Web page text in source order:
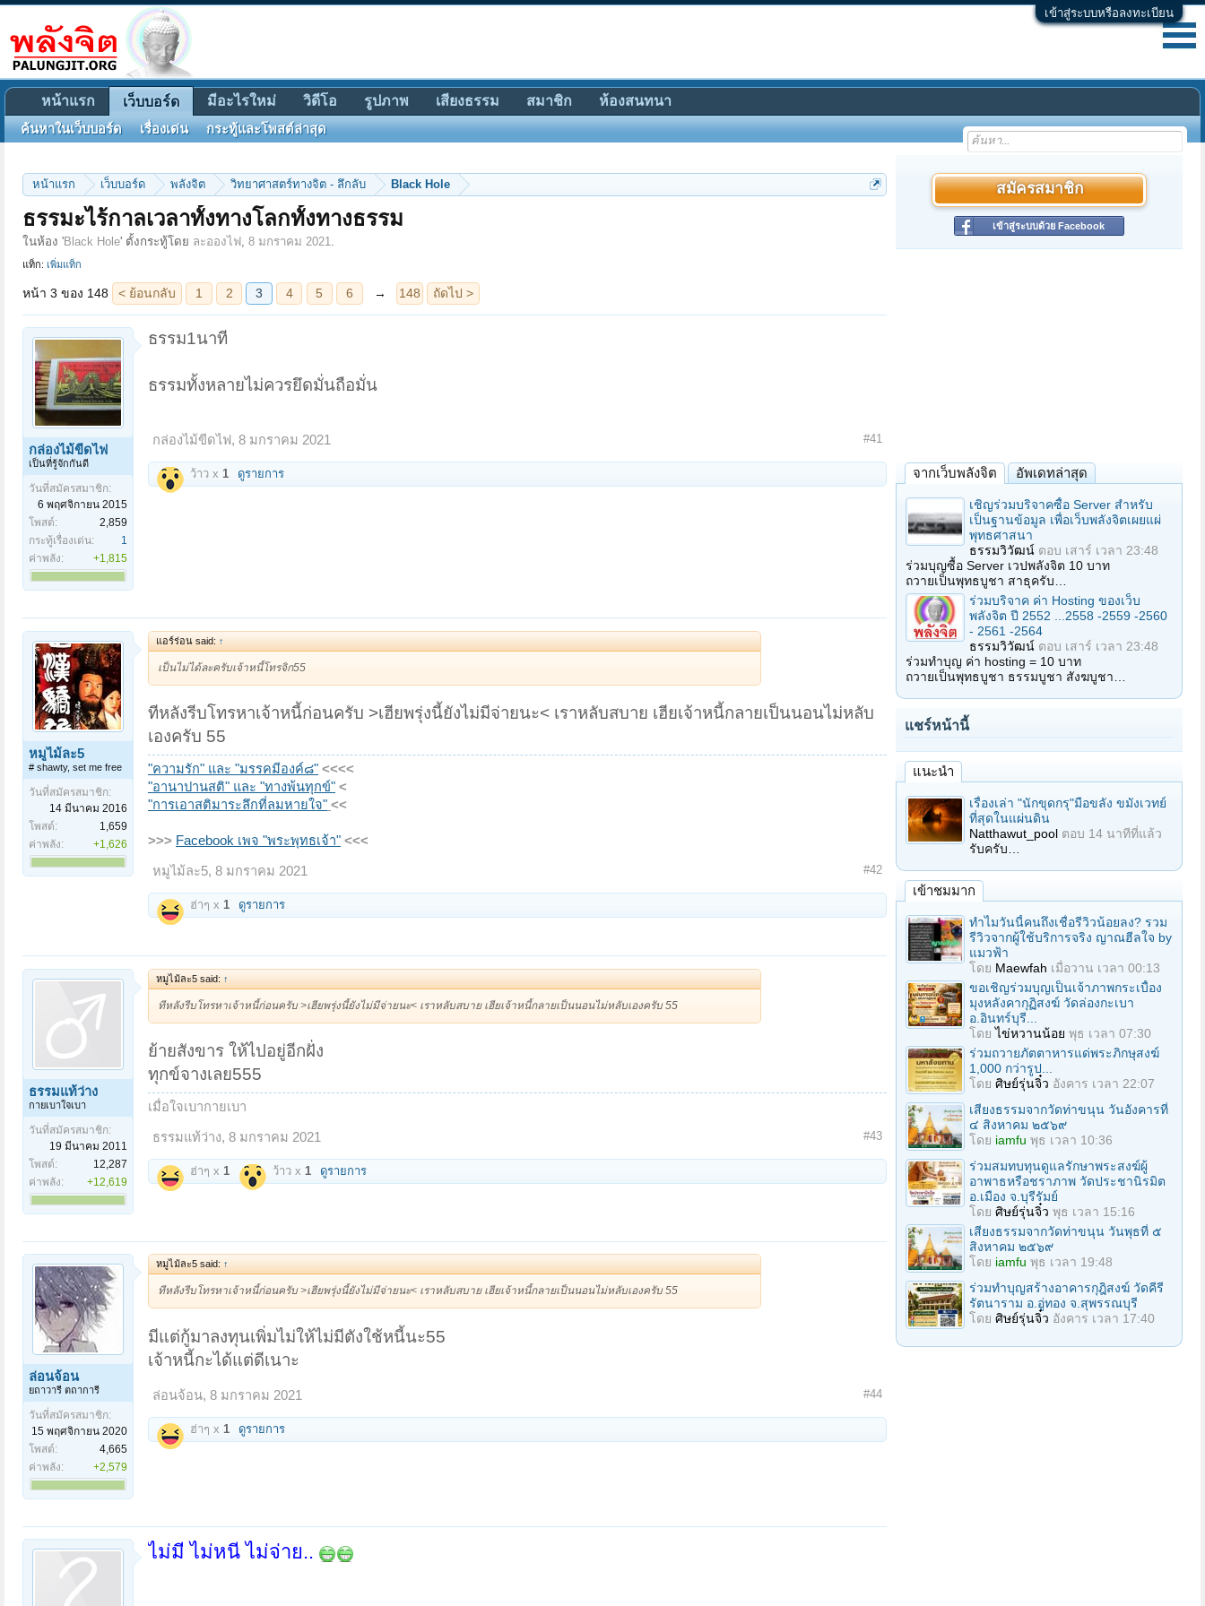
เข้าสู่ระบบหรือลงทะเบียน
หน้าแรก เว็บบอร์ด พลังจิต วิทยาศาสตร์ทางจิต - ลึกลับ Black Hole
ธรรมะไร้กาลเวลาทั้งทางโลกทั้งทางธรรม
ในห้อง 'Black Hole' ตั้งกระทู้โดย ละอองไฟ, 8 มกราคม 2021.
แท็ก: เพิ่มแท็ก
< ย้อนกลับ 4 6 148
กล่องไม้ขีดไฟ
เป็นที่รู้จักกันดี
วันที่สมัครสมาชิก:
6 พฤศจิกายน 2015
โพสต์:
2,859
กระทู้เรื่องเด่น:
1
ค่าพลัง:
+1,815
ธรรม1นาที
ธรรมทั้งหลายไม่ควรยึดมั่นถือมั่น
กล่องไม้ขีดไฟ, 8 มกราคม 2021 #41
ว้าว x 1 ดูรายการ
หมูไม้ละ5
# shawty, set me free
วันที่สมัครสมาชิก:
14 มีนาคม 2016
โพสต์:
1,659
ค่าพลัง:
+1,626
แอร์ร่อน said: ↑
เป็นไม่ได้ละครับเจ้าหนี้โทรจิก55
ทีหลังรีบโทรหาเจ้าหนี้ก่อนครับ >เฮียพรุ่งนี้ยังไม่มีจ่ายนะ< เราหลับสบาย เฮียเจ้าหนี้กลายเป็นนอนไม่หลับ
เองครับ 55
"ความรัก" และ "มรรคมีองค์๘" <<<<
"อานาปานสติ" และ "ทางพ้นทุกข์" <
"การเอาสติมาระลึกที่ลมหายใจ" <<
>>> Facebook เพจ "พระพุทธเจ้า" <<<
หมูไม้ละ5, 8 มกราคม 2021 #42
ฮ่าๆ x 1 ดูรายการ
ธรรมแท้ว่าง
กายเบาใจเบา
วันที่สมัครสมาชิก:
19 มีนาคม 2011
โพสต์:
12,287
ค่าพลัง:
+12,619
หมูไม้ละ5 said: ↑
ทีหลังรีบโทรหาเจ้าหนี้ก่อนครับ >เฮียพรุ่งนี้ยังไม่มีจ่ายนะ< เราหลับสบาย เฮียเจ้าหนี้กลายเป็นนอนไม่หลับเองครับ 55
ย้ายสังขาร ให้ไปอยู่อีกฝั่ง
ทุกข์จางเลย555
เมื่อใจเบากายเบา
ธรรมแท้ว่าง, 8 มกราคม 2021 #43
ฮ่าๆ x 1 ว้าว x 1 ดูรายการ
ล่อนจ้อน
ยถาวารี ตถาการี
วันที่สมัครสมาชิก:
15 พฤศจิกายน 2020
โพสต์:
4,665
ค่าพลัง:
+2,579
หมูไม้ละ5 said: ↑
ทีหลังรีบโทรหาเจ้าหนี้ก่อนครับ >เฮียพรุ่งนี้ยังไม่มีจ่ายนะ< เราหลับสบาย เฮียเจ้าหนี้กลายเป็นนอนไม่หลับเองครับ 55
มีแต่กู้มาลงทุนเพิ่มไม่ให้ไม่มีตังใช้หนี้นะ55
เจ้าหนี้กะได้แต่ดีเนาะ
ล่อนจ้อน, 8 มกราคม 2021 #44
ฮ่าๆ x 1 ดูรายการ
ไม่มี ไม่หนี ไม่จ่าย..
สมัครสมาชิก
เข้าสู่ระบบด้วย Facebook
จากเว็บพลังจิต อัพเดทล่าสุด
เชิญร่วมบริจาคซื้อ Server สำหรับ
เป็นฐานข้อมูล เพื่อเว็บพลังจิตเผยแผ่
พุทธศาสนา
ธรรมวิวัฒน์ ตอบ เสาร์ เวลา 23:48
ร่วมบุญซื้อ Server เวปพลังจิต 10 บาท
ถวายเป็นพุทธบูชา สาธุครับ…
ร่วมบริจาค ค่า Hosting ของเว็บ
พลังจิต ปี 2552 ...2558 -2559 -2560
- 2561 -2564
ธรรมวิวัฒน์ ตอบ เสาร์ เวลา 23:48
ร่วมทำบุญ ค่า hosting = 10 บาท
ถวายเป็นพุทธบูชา ธรรมบูชา สังฆบูชา…
แชร์หน้านี้
แนะนำ
เรื่องเล่า "นักขุดกรุ"มือขลัง ขมังเวทย์
ที่สุดในแผ่นดิน
Natthawut_pool ตอบ 14 นาทีที่แล้ว
รับครับ…
เข้าชมมาก
ทำไมวันนี้คนถึงเชื่อรีวิวน้อยลง? รวม
รีวิวจากผู้ใช้บริการจริง ญาณฮีลใจ by
แมวฟ้า
โดย Maewfah เมื่อวาน เวลา 00:13
ขอเชิญร่วมบุญเป็นเจ้าภาพกระเบื้อง
มุงหลังคากุฏิสงฆ์ วัดล่องกะเบา
อ.อินทร์บุรี...
โดยไข่หวานน้อย พุธ เวลา 07:30
ร่วมถวายภัตตาหารแด่พระภิกษุสงฆ์
1,000 กว่ารูป...
โดย ศิษย์รุ่นจิ๋ว อังคาร เวลา 22:07
เสียงธรรมจากวัดท่าขนุน วันอังคารที่
๔ สิงหาคม ๒๕๖๙
โดย iamfu พุธ เวลา 10:36
ร่วมสมทบทุนดูแลรักษาพระสงฆ์ผู้
อาพาธหรือชราภาพ วัดประชานิรมิต
อ.เมือง จ.บุรีรัมย์
โดย ศิษย์รุ่นจิ๋ว พุธ เวลา 15:16
เสียงธรรมจากวัดท่าขนุน วันพุธที่ ๕
สิงหาคม ๒๕๖๙
โดย iamfu พุธ เวลา 19:48
ร่วมทำบุญสร้างอาคารกุฎิสงฆ์ วัดคีรี
รัตนาราม อ.อู่ทอง จ.สุพรรณบุรี
โดย ศิษย์รุ่นจิ๋ว อังคาร เวลา 17:40
หน้าแรก เว็บบอร์ด
ค้นหาในเว็บบอร์ด เรื่องเด่น กระทู้และโพสต์ล่าสุด
มีอะไรใหม่ วิดีโอ รูปภาพ เสียงธรรม สมาชิก ห้องสนทนา